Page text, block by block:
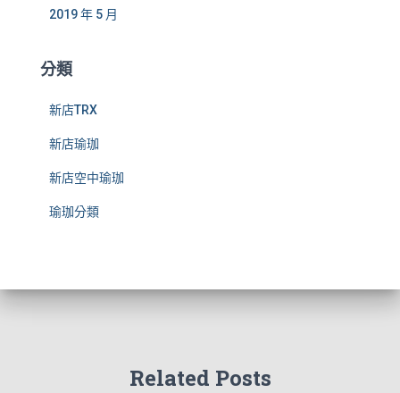
2019 年 5 月
分類
新店TRX
新店瑜珈
新店空中瑜珈
瑜珈分類
Related Posts